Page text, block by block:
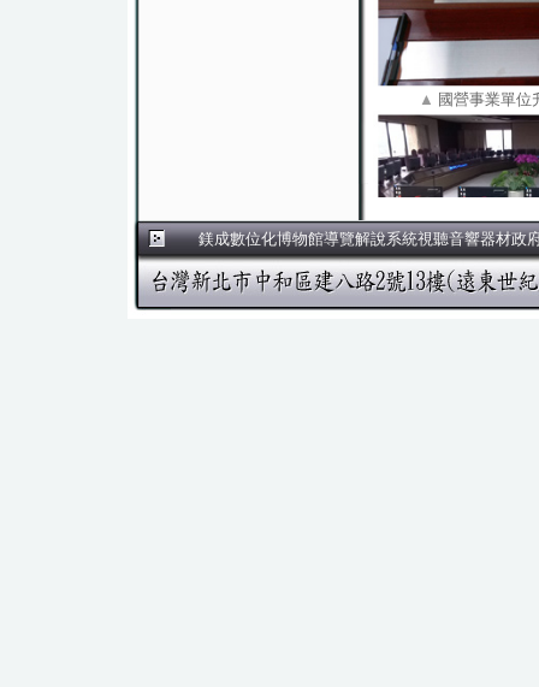
鎂成數位化博物館導覽解說系統視聽音響器材政